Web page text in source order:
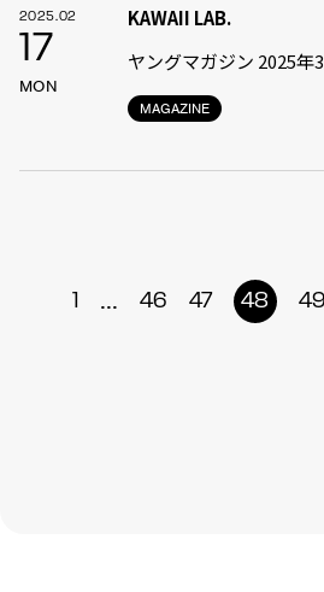
2025.02
17
MON
MAGAZINE
KAWAII LAB.
ヤングマガジン 2025年
1 ... 46 47 48 49